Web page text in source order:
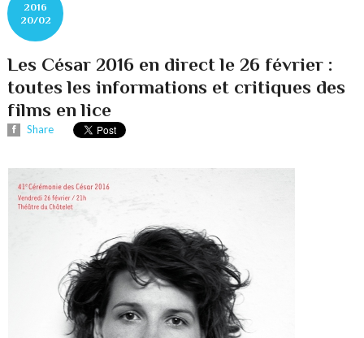
2016
20/02
Les César 2016 en direct le 26 février :
toutes les informations et critiques des
films en lice
Share